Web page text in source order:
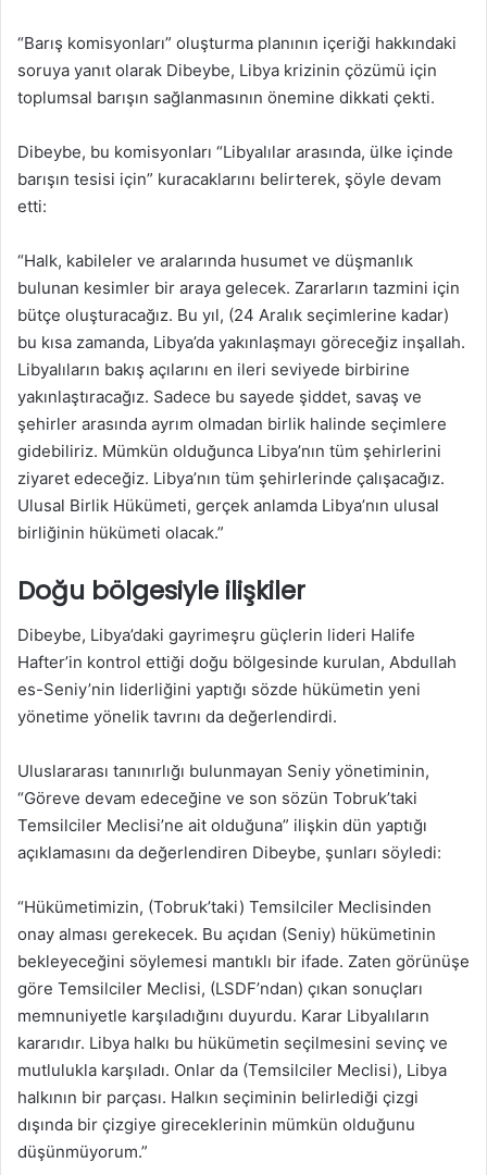
“Barış komisyonları” oluşturma planının içeriği hakkındaki
soruya yanıt olarak Dibeybe, Libya krizinin çözümü için
toplumsal barışın sağlanmasının önemine dikkati çekti.
Dibeybe, bu komisyonları “Libyalılar arasında, ülke içinde
barışın tesisi için” kuracaklarını belirterek, şöyle devam
etti:
“Halk, kabileler ve aralarında husumet ve düşmanlık
bulunan kesimler bir araya gelecek. Zararların tazmini için
bütçe oluşturacağız. Bu yıl, (24 Aralık seçimlerine kadar)
bu kısa zamanda, Libya’da yakınlaşmayı göreceğiz inşallah.
Libyalıların bakış açılarını en ileri seviyede birbirine
yakınlaştıracağız. Sadece bu sayede şiddet, savaş ve
şehirler arasında ayrım olmadan birlik halinde seçimlere
gidebiliriz. Mümkün olduğunca Libya’nın tüm şehirlerini
ziyaret edeceğiz. Libya’nın tüm şehirlerinde çalışacağız.
Ulusal Birlik Hükümeti, gerçek anlamda Libya’nın ulusal
birliğinin hükümeti olacak.”
Doğu bölgesiyle ilişkiler
Dibeybe, Libya’daki gayrimeşru güçlerin lideri Halife
Hafter’in kontrol ettiği doğu bölgesinde kurulan, Abdullah
es-Seniy’nin liderliğini yaptığı sözde hükümetin yeni
yönetime yönelik tavrını da değerlendirdi.
Uluslararası tanınırlığı bulunmayan Seniy yönetiminin,
“Göreve devam edeceğine ve son sözün Tobruk’taki
Temsilciler Meclisi’ne ait olduğuna” ilişkin dün yaptığı
açıklamasını da değerlendiren Dibeybe, şunları söyledi:
“Hükümetimizin, (Tobruk’taki) Temsilciler Meclisinden
onay alması gerekecek. Bu açıdan (Seniy) hükümetinin
bekleyeceğini söylemesi mantıklı bir ifade. Zaten görünüşe
göre Temsilciler Meclisi, (LSDF’ndan) çıkan sonuçları
memnuniyetle karşıladığını duyurdu. Karar Libyalıların
kararıdır. Libya halkı bu hükümetin seçilmesini sevinç ve
mutlulukla karşıladı. Onlar da (Temsilciler Meclisi), Libya
halkının bir parçası. Halkın seçiminin belirlediği çizgi
dışında bir çizgiye gireceklerinin mümkün olduğunu
düşünmüyorum.”